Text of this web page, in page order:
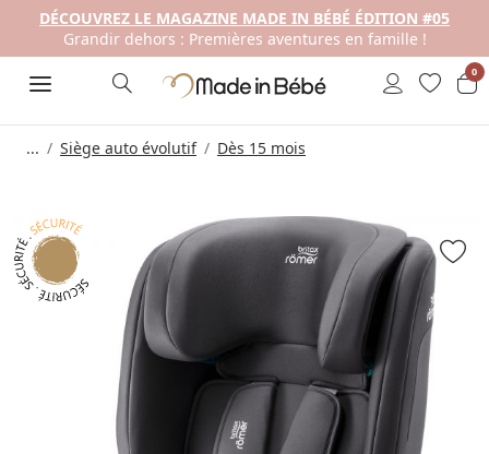
DÉCOUVREZ LE MAGAZINE MADE IN BÉBÉ ÉDITION #05
Grandir dehors : Premières aventures en famille !
0
... Siège auto évolutif Dès 15 mois